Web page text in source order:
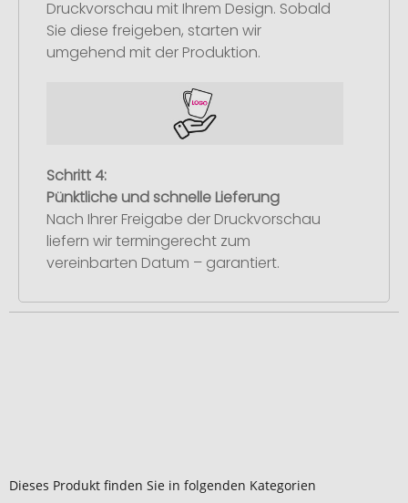
Druckvorschau mit Ihrem Design. Sobald
Sie diese freigeben, starten wir
umgehend mit der Produktion.
Schritt 4:
Pünktliche und schnelle Lieferung
Nach Ihrer Freigabe der Druckvorschau
liefern wir termingerecht zum
vereinbarten Datum – garantiert.
Dieses Produkt finden Sie in folgenden Kategorien